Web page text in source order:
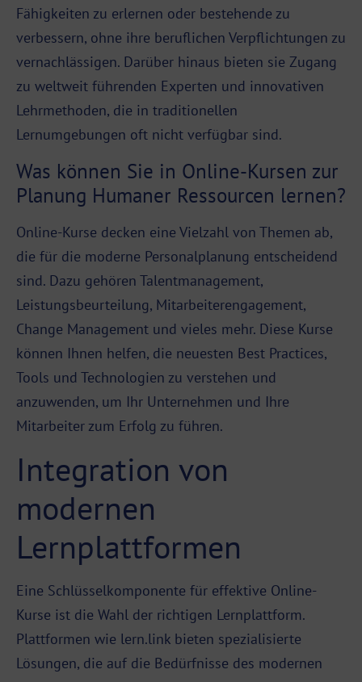
Fähigkeiten zu erlernen oder bestehende zu
verbessern, ohne ihre beruflichen Verpflichtungen zu
vernachlässigen. Darüber hinaus bieten sie Zugang
zu weltweit führenden Experten und innovativen
Lehrmethoden, die in traditionellen
Lernumgebungen oft nicht verfügbar sind.
Was können Sie in Online-Kursen zur
Planung Humaner Ressourcen lernen?
Online-Kurse decken eine Vielzahl von Themen ab,
die für die moderne Personalplanung entscheidend
sind. Dazu gehören Talentmanagement,
Leistungsbeurteilung, Mitarbeiterengagement,
Change Management und vieles mehr. Diese Kurse
können Ihnen helfen, die neuesten Best Practices,
Tools und Technologien zu verstehen und
anzuwenden, um Ihr Unternehmen und Ihre
Mitarbeiter zum Erfolg zu führen.
Integration von
modernen
Lernplattformen
Eine Schlüsselkomponente für effektive Online-
Kurse ist die Wahl der richtigen Lernplattform.
Plattformen wie lern.link bieten spezialisierte
Lösungen, die auf die Bedürfnisse des modernen